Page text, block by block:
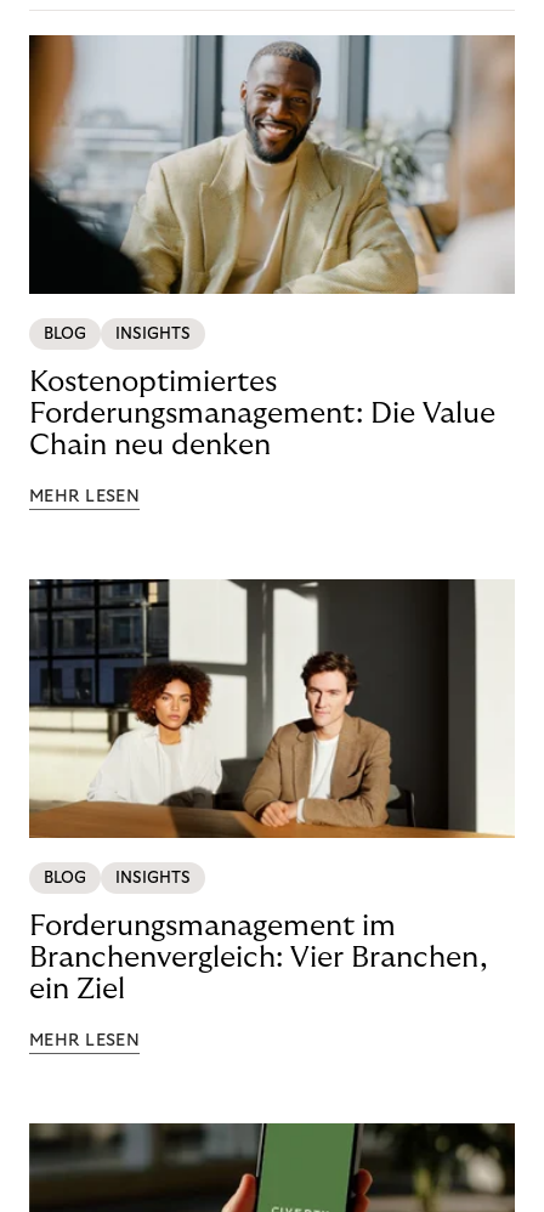
BLOG INSIGHTS
Kostenoptimiertes
Forderungsmanagement: Die Value
Chain neu denken
MEHR LESEN
BLOG INSIGHTS
Forderungsmanagement im
Branchenvergleich: Vier Branchen,
ein Ziel
MEHR LESEN